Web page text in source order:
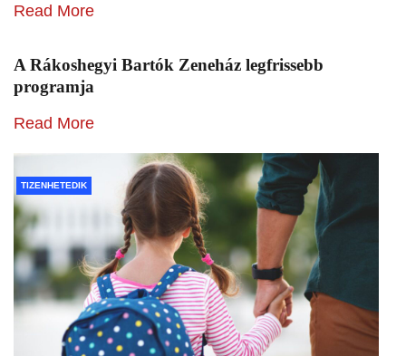
Read More
A Rákoshegyi Bartók Zeneház legfrissebb
programja
Read More
TIZENHETEDIK